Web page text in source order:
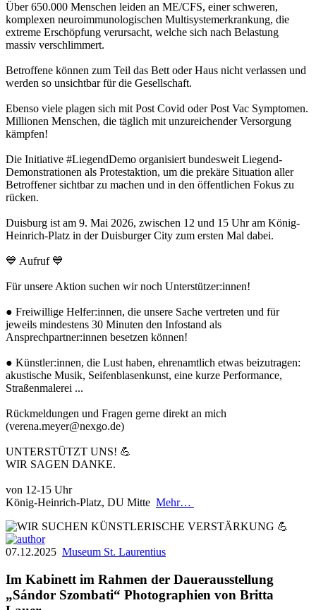
Über 650.000 Menschen leiden an ME/CFS, einer schweren,
komplexen neuroimmunologischen Multisystemerkrankung, die
extreme Erschöpfung verursacht, welche sich nach Belastung
massiv verschlimmert.
Betroffene können zum Teil das Bett oder Haus nicht verlassen und
werden so unsichtbar für die Gesellschaft.
Ebenso viele plagen sich mit Post Covid oder Post Vac Symptomen.
Millionen Menschen, die täglich mit unzureichender Versorgung
kämpfen!
Die Initiative #LiegendDemo organisiert bundesweit Liegend-
Demonstrationen als Protestaktion, um die prekäre Situation aller
Betroffener sichtbar zu machen und in den öffentlichen Fokus zu
rücken.
Duisburg ist am 9. Mai 2026, zwischen 12 und 15 Uhr am König-
Heinrich-Platz in der Duisburger City zum ersten Mal dabei.
💙 Aufruf 💙
Für unsere Aktion suchen wir noch Unterstützer:innen!
● Freiwillige Helfer:innen, die unsere Sache vertreten und für
jeweils mindestens 30 Minuten den Infostand als
Ansprechpartner:innen besetzen können!
● Künstler:innen, die Lust haben, ehrenamtlich etwas beizutragen:
akustische Musik, Seifenblasenkunst, eine kurze Performance,
Straßenmalerei ...
Rückmeldungen und Fragen gerne direkt an mich
(verena.meyer@nexgo.de)
UNTERSTÜTZT UNS! 💪
WIR SAGEN DANKE.
von 12-15 Uhr
König-Heinrich-Platz, DU Mitte Mehr…
07.12.2025 Museum St. Laurentius
Im Kabinett im Rahmen der Dauerausstellung
„Sándor Szombati“ Photographien von Britta